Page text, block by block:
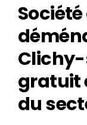
Clichy-
gratuit
du